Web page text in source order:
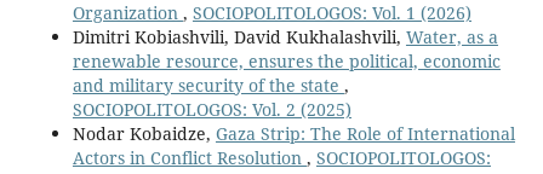
Organization , SOCIOPOLITOLOGOS: Vol. 1 (2026)
Dimitri Kobiashvili, David Kukhalashvili, Water, as a
renewable resource, ensures the political, economic
and military security of the state ,
SOCIOPOLITOLOGOS: Vol. 2 (2025)
Nodar Kobaidze, Gaza Strip: The Role of International
Actors in Conflict Resolution , SOCIOPOLITOLOGOS: